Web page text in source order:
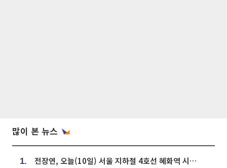
많이 본 뉴스
1. 전장연, 오늘(10일) 서울 지하철 4호선 혜화역 시위…1호선 용산역 무정차